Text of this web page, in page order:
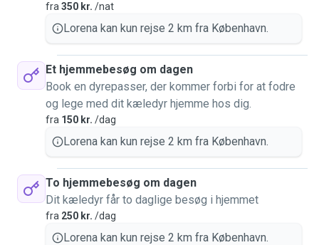
fra 350 kr. /nat
Lorena kan kun rejse 2 km fra København.
Et hjemmebesøg om dagen
Book en dyrepasser, der kommer forbi for at fodre
og lege med dit kæledyr hjemme hos dig.
fra 150 kr. /dag
Lorena kan kun rejse 2 km fra København.
To hjemmebesøg om dagen
Dit kæledyr får to daglige besøg i hjemmet
fra 250 kr. /dag
Lorena kan kun rejse 2 km fra København.